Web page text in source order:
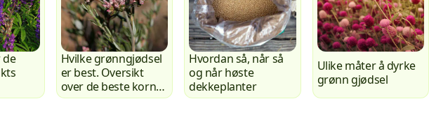
de
Hvilke grønngjødsel
er best. Oversikt
over de beste korn-
og korsblomstene.
Hvordan så, når så
og når høste
dekkeplanter
Ulike måter å dyrke
grønn gjødsel